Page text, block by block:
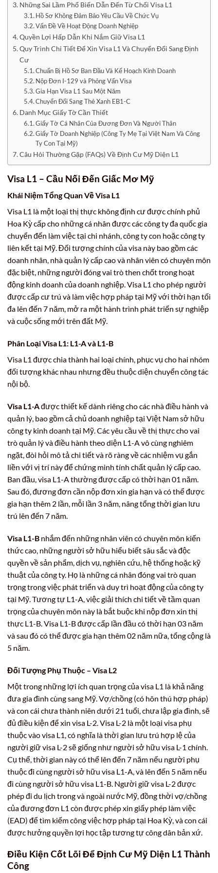
Những Sai Lầm Phổ Biến Dẫn Đến Từ Chối Visa L1
Hồ Sơ Không Đảm Bảo Yêu Cầu Về Chức Vụ
Vấn Đề Về Hoạt Động Doanh Nghiệp
Quyền Lợi Hấp Dẫn Khi Nắm Giữ Visa L1
Quy Trình Chi Tiết Để Xin Visa L1 Và Chuyển Đổi Sang Định
Cư
Chuẩn Bị Hồ Sơ Ban Đầu Và Kế Hoạch Kinh Doanh
Nộp Đơn I-129 và Phỏng Vấn Visa
Gia Hạn Visa L1 Sau Một Năm
Chuyển Đổi Sang Thẻ Xanh EB1-C
Danh Mục Giấy Tờ Cần Thiết
Giấy Tờ Cá Nhân Của Đương Đơn Và Người Thân
Giấy Tờ Doanh Nghiệp (Công Ty Mẹ Tại Việt Nam Và Công
Ty Con Tại Mỹ)
Câu Hỏi Thường Gặp (FAQs) Về Định Cư Mỹ Diện L1
Visa L1 – Cầu Nối Đến Giấc Mơ Mỹ
Khái Niệm Tổng Quan Về Visa L1
Visa L1 là một loại thị thực không định cư được chính phủ
Hoa Kỳ cấp cho những cá nhân được các công ty đa quốc gia
chuyển đến làm việc tại chi nhánh, công ty con hoặc công ty
liên kết tại Mỹ. Đối tượng chính của visa này bao gồm các
doanh nhân, nhà quản lý cấp cao và nhân viên có chuyên môn
đặc biệt, những người đóng vai trò then chốt trong hoạt
động kinh doanh của doanh nghiệp. Visa L1 cho phép người
được cấp cư trú và làm việc hợp pháp tại Mỹ với thời hạn tối
đa lên đến 7 năm, mở ra một hành trình phát triển sự nghiệp
và cuộc sống mới trên đất Mỹ.
Phân Loại Visa L1: L1-A và L1-B
Visa L1 được chia thành hai loại chính, phục vụ cho hai nhóm
đối tượng khác nhau nhưng đều thuộc diện chuyển công tác
nội bộ.
Visa L1-Ađược thiết kế dành riêng cho các nhà điều hành và
quản lý, bao gồm cả chủ doanh nghiệp tại Việt Nam sở hữu
công ty kinh doanh tại Mỹ. Các yêu cầu về thị thực cho vai
trò quản lý và điều hành theo diện L1-A vô cùng nghiêm
ngặt, đòi hỏi mô tả chi tiết và rõ ràng về các nhiệm vụ gắn
liền với vị trí này để chứng minh tính chất quản lý cấp cao.
Ban đầu, visa L1-A thường được cấp có thời hạn 01 năm.
Sau đó, đương đơn cần nộp đơn xin gia hạn và có thể được
gia hạn thêm 2 lần, mỗi lần 3 năm, nâng tổng thời gian lưu
trú lên đến 7 năm.
Visa L1-B nhắm đến những nhân viên có chuyên môn kiến
thức cao, những người sở hữu hiểu biết sâu sắc và độc
quyền về sản phẩm, dịch vụ, nghiên cứu, hệ thống hoặc kỹ
thuật của công ty. Họ là những cá nhân đóng vai trò quan
trọng trong việc phát triển và duy trì hoạt động của công ty
tại Mỹ. Tương tự L1-A, việc giải thích chi tiết về tầm quan
trọng của chuyên môn này là bắt buộc khi nộp đơn xin thị
thực L1-B. Visa L1-B được cấp lần đầu có thời hạn 03 năm
và sau đó có thể được gia hạn thêm 02 năm nữa, tổng cộng là
5 năm.
Đối Tượng Phụ Thuộc – Visa L2
Một trong những lợi ích quan trọng của visa L1 là khả năng
đưa gia đình cùng sang Mỹ. Vợ/chồng (có hôn thú hợp pháp)
và con cái chưa thành niên dưới 21 tuổi, chưa lập gia đình, sẽ
đủ điều kiện để xin visa L-2. Visa L-2 là một loại visa phụ
thuộc vào visa L1, có nghĩa là thời gian lưu trú hợp lệ của
người giữ visa L-2 sẽ giống như người sở hữu visa L-1 chính.
Cụ thể, thời gian này có thể lên đến 7 năm nếu người phụ
thuộc đi cùng người sở hữu visa L1-A, và lên đến 5 năm nếu
đi cùng người sở hữu visa L1-B. Người giữ visa L-2 được
phép đi du lịch trong và ngoài nước Mỹ, đồng thời vợ/chồng
của đương đơn L1 còn được phép xin giấy phép làm việc
(EAD) để tìm kiếm công việc hợp pháp tại Hoa Kỳ, và con cái
được hưởng quyền lợi học tập tương tự công dân bản xứ.
Điều Kiện Cốt Lõi Để Định Cư Mỹ Diện L1 Thành
Công